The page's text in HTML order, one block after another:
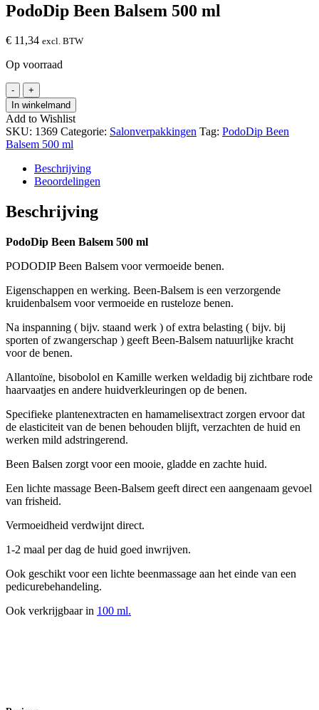
PodoDip Been Balsem 500 ml
€ 11,34 excl. BTW
Op voorraad
-
PodoDip
Been
Balsem
500
ml
hoeveelheid
+
In winkelmand
Add to Wishlist
SKU: 1369 Categorie: Salonverpakkingen Tag: PodoDip Been
Balsem 500 ml
Beschrijving
Beoordelingen
Beschrijving
PodoDip Been Balsem 500 ml
PODODIP Been Balsem voor vermoeide benen.
Eigenschappen en werking. Been-Balsem is een verzorgende
kruidenbalsem voor vermoeide en rusteloze benen.
Na inspanning ( bijv. staand werk ) of extra belasting ( bijv. bij
sporten of zwangerschap ) geeft Been-Balsem natuurlijke kracht
voor de benen.
Allantoïne, bisobolol en Kamille werken weldadig bij zichtbare rode
haarvaatjes en andere huidverkleuringen op de benen.
Specifieke plantenextracten en hamamelisextract zorgen ervoor dat
de elasticiteit van de benen behouden blijft, verzachten de huid en
werken mild adstringerend.
Been Balsen zorgt voor een mooie, gladde en zachte huid.
Een lichte massage Been-Balsem geeft direct een aangenaam gevoel
van frisheid.
Vermoeidheid verdwijnt direct.
1-2 maal per dag de huid goed inwrijven.
Ook geschikt voor een lichte beenmassage aan het einde van een
pedicurebehandeling.
Ook verkrijgbaar in 100 ml.